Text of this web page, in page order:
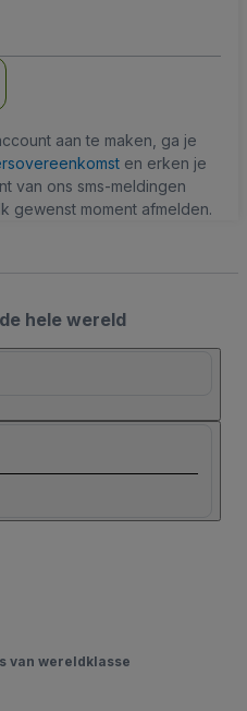
aan te maken, ga je
en erken je
van ons sms-meldingen
gewenst moment afmelden.
hele wereld
van wereldklasse